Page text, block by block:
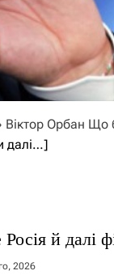
Віктор Орбан
далі…]
й далі
2026